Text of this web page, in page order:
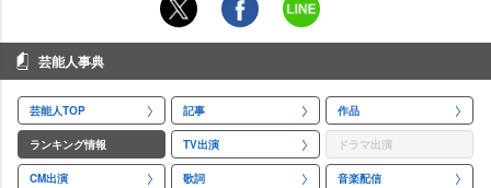
芸能人事典
芸能人TOP 記事 作品
ランキング情報 TV出演 ドラマ出演
CM出演 歌詞 音楽配信